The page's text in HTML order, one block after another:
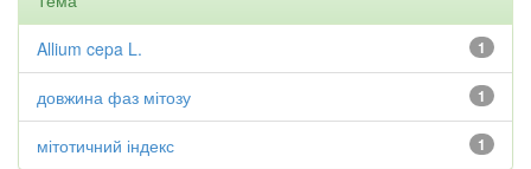
1
Allium cepa L.
1
довжина фаз мітозу
1
мітотичний індекс